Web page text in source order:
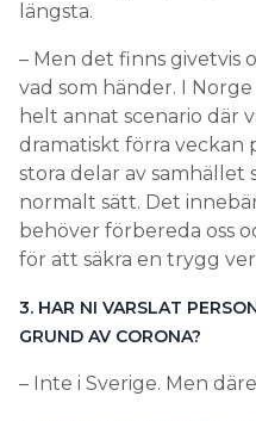
behöver förbereda oss
för att säkra en trygg
3. HAR NI VARSLAT
GRUND AV CORONA?
– Inte i Sverige. Men
4. VILKEN TYP AV
MEST AV VIRUSET OCH
– Initialt mest service.
Kortsiktigt är det